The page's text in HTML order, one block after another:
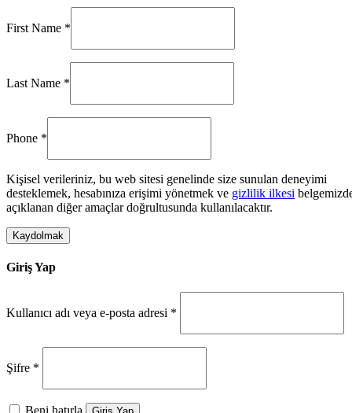
First Name *
Last Name *
Phone *
Kişisel verileriniz, bu web sitesi genelinde size sunulan deneyimi
desteklemek, hesabınıza erişimi yönetmek ve gizlilik ilkesi
açıklanan diğer amaçlar doğrultusunda kullanılacaktır.
Kaydolmak
Giriş Yap
Kullanıcı adı veya e-posta adresi *
Şifre *
Beni hatırla